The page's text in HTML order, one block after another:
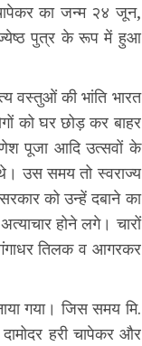
का जन्म २४ जून,
ज्येष्ठ पुत्र के रूप में हुआ
वस्तुओं की भांति भारत
को घर छोड़ कर बाहर
पूजा आदि उत्सवों के
उस समय तो स्वराज्य
को उन्हें दबाने का
होने लगे। चारों
तिलक व आगरकर
गया। जिस समय मि.
हरी चापेकर और